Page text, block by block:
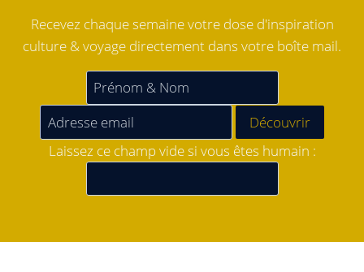
Recevez chaque semaine votre dose d'inspiration
culture & voyage directement dans votre boîte mail.
Laissez ce champ vide si vous êtes humain :